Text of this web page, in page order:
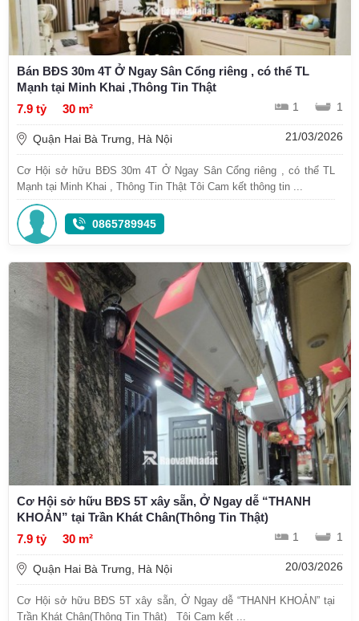
Bán BĐS 30m 4T Ở Ngay Sân Cổng riêng , có thể TL
Mạnh tại Minh Khai ,Thông Tin Thật
7.9 tỷ
30 m² 1 1
Quận Hai Bà Trưng, Hà Nội 21/03/2026
Cơ Hội sở hữu BĐS 30m 4T Ở Ngay Sân Cổng riêng , có thể TL
Mạnh tại Minh Khai , Thông Tin Thật Tôi Cam kết thông tin ...
0865789945
Cơ Hội sở hữu BĐS 5T xây sẵn, Ở Ngay dễ “THANH
KHOẢN” tại Trần Khát Chân(Thông Tin Thật)
7.9 tỷ
30 m² 1 1
Quận Hai Bà Trưng, Hà Nội 20/03/2026
Cơ Hội sở hữu BĐS 5T xây sẵn, Ở Ngay dễ “THANH KHOẢN” tại
Trần Khát Chân(Thông Tin Thật) Tôi Cam kết ...